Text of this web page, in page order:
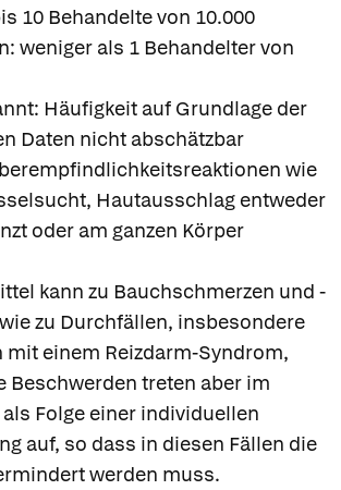
10 Behandelte von 10.000
weniger als 1 Behandelter von
Häufigkeit auf Grundlage der
Daten nicht abschätzbar
wie
Hautausschlag entweder
oder am ganzen Körper
kann zu Bauchschmerzen und -
zu Durchfällen, insbesondere
mit einem Reizdarm-Syndrom,
Beschwerden treten aber im
Folge einer individuellen
auf, so dass in diesen Fällen die
werden muss.